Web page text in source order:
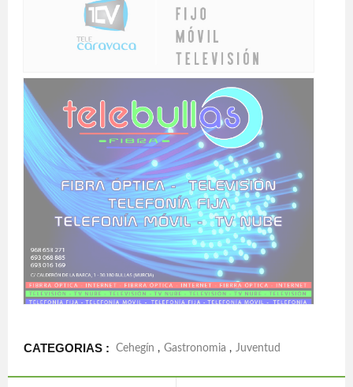
CATEGORIAS : Cehegín , Gastronomia , Juventud